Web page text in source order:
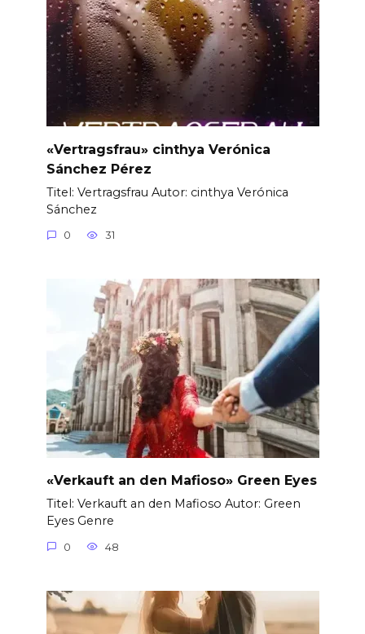
«Vertragsfrau» cinthya Verónica
Sánchez Pérez
Titel: Vertragsfrau Autor: cinthya Verónica
Sánchez
0 31
«Verkauft an den Mafioso» Green Eyes
Titel: Verkauft an den Mafioso Autor: Green
Eyes Genre
0 48